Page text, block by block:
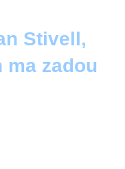
Stivell,
ma zadou